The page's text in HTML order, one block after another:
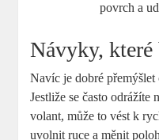
povrch a
Návyky,
Navíc je dobré
Jestliže se často odrážíte
volant, může to vést k
uvolnit ruce a měnit